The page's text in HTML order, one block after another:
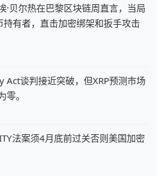
·贝尔热在巴黎区块链周直言，当局
有者，直击加密绑架和扳手攻击
Act谈判接近突破，但XRP预测市场
。
法案须4月底前过关否则美国加密